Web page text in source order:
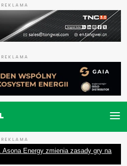
REKLAMA
REKLAMA
REKLAMA
Energy zmienia zasady gry na